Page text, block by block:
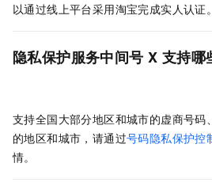
以通过线上平台采用淘宝完成实人认证。
隐私保护服务中间号 X 支持哪
支持全国大部分地区和城市的虚商号码
的地区和城市，请通过号码隐私保护控
情。